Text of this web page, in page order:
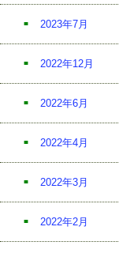
2023年7月
2022年12月
2022年6月
2022年4月
2022年3月
2022年2月